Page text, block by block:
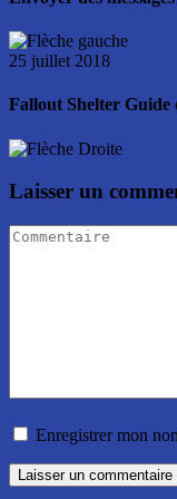
25 juillet 2018
Fallout Shelter Guide
Laisser un
Enregistrer mon